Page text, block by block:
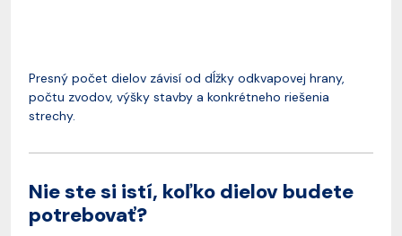
Presný počet dielov závisí od dĺžky odkvapovej hrany,
počtu zvodov, výšky stavby a konkrétneho riešenia
strechy.
Nie ste si istí, koľko dielov budete
potrebovať?